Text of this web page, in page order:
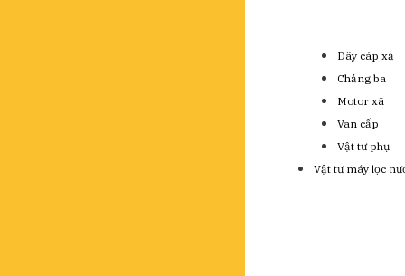
Dây cáp xả
Chảng ba
Motor xã
Van cấp
Vật tư phụ
Vật tư máy lọc